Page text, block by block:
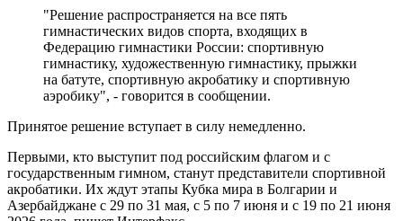
"Решение распространяется на все пять
гимнастических видов спорта, входящих в
Федерацию гимнастики России: спортивную
гимнастику, художественную гимнастику, прыжки
на батуте, спортивную акробатику и спортивную
аэробику", - говорится в сообщении.
Принятое решение вступает в силу немедленно.
Первыми, кто выступит под российским флагом и с
государственным гимном, станут представители спортивной
акробатики. Их ждут этапы Кубка мира в Болгарии и
Азербайджане с 29 по 31 мая, с 5 по 7 июня и с 19 по 21 июня